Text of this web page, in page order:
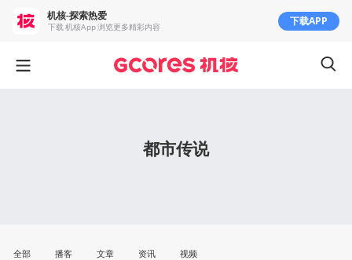
都市传说
全部 播客 文章 资讯 视频
机核-探索热爱
下载 机核App 浏览更多精彩内容 下载APP